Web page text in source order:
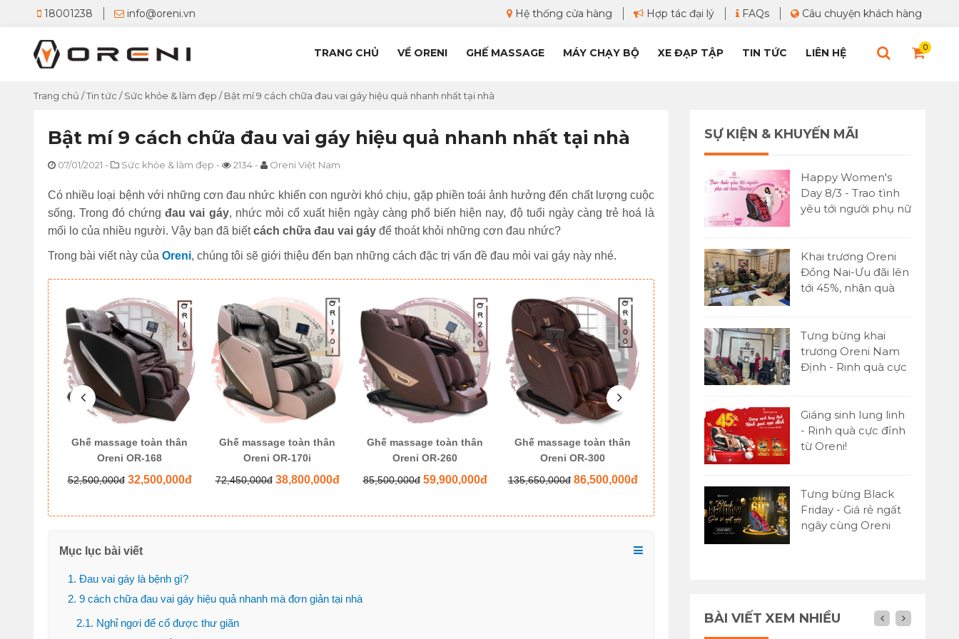
18001238 info@oreni.vn Hệ thống cửa hàng Hợp tác đại lý FAQs Câu chuyện khách hàng
0
TRANG CHỦ VỀ ORENI GHẾ MASSAGE MÁY CHẠY BỘ XE ĐẠP TẬP TIN TỨC LIÊN HỆ
Trang chủ /Tin tức /Sức khỏe & làm đẹp /Bật mí 9 cách chữa đau vai gáy hiệu quả nhanh nhất tại nhà
Bật mí 9 cách chữa đau vai gáy hiệu quả nhanh nhất tại nhà
07/01/2021 - Sức khỏe & làm đẹp - 2134 - Oreni Việt Nam
Có nhiều loại bệnh với những cơn đau nhức khiến con người khó chịu, gặp phiền toái ảnh hưởng đến chất lượng cuộc
sống. Trong đó chứngđau vai gáy, nhức mỏi cổ xuất hiện ngày càng phổ biến hiện nay, độ tuổi ngày càng trẻ hoá là
mối lo của nhiều người. Vậy bạn đã biếtcách chữa đau vai gáy để thoát khỏi những cơn đau nhức?
Trong bài viết này của Oreni, chúng tôi sẽ giới thiệu đến bạn những cách đặc trị vấn đề đau mỏi vai gáy này nhé.
Ghế massage toàn thân
Oreni OR-168
52,500,000đ 32,500,000đ
Ghế massage toàn thân
Oreni OR-170i
72,450,000đ 38,800,000đ
Ghế massage toàn thân
Oreni OR-260
85,500,000đ 59,900,000đ
Ghế massage toàn thân
Oreni OR-300
135,650,000đ 86,500,000đ
Ghế massage Oreni OR-
450
Ghế massage Oreni OR-
Mục lục bài viết
1. Đau vai gáy là bệnh gì?
2. 9 cách chữa đau vai gáy hiệu quả nhanh mà đơn giản tại nhà
2.1. Nghỉ ngơi để cổ được thư giãn
SỰ KIỆN & KHUYẾN MÃI
Happy Women's
Day 8/3 - Trao tình
yêu tới người phụ nữ
Khai trương Oreni
Đồng Nai-Ưu đãi lên
tới 45%, nhận quà
Tưng bừng khai
trương Oreni Nam
Định - Rinh quà cực
Giáng sinh lung linh
- Rinh quà cực đỉnh
từ Oreni!
Tưng bừng Black
Friday - Giá rẻ ngất
ngây cùng Oreni
BÀI VIẾT XEM NHIỀU